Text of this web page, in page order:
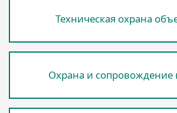
Техническая охрана
Охрана и сопровождение